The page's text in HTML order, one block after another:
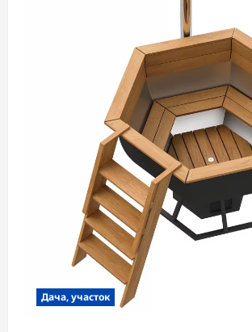
Дача, участок